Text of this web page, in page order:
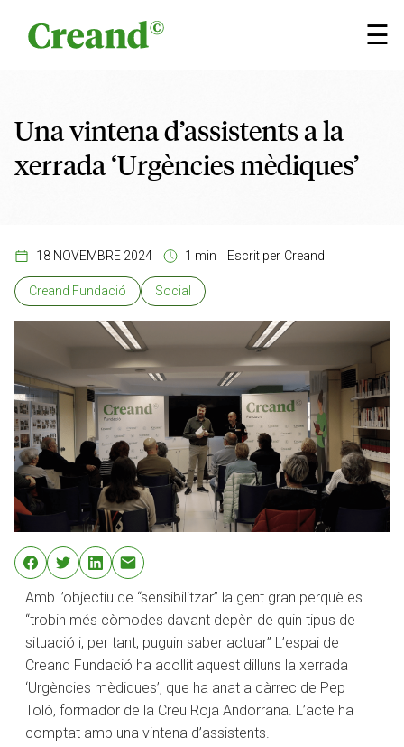
☰
×
Una vintena d’assistents a la
xerrada ‘Urgències mèdiques’
18 NOVEMBRE 2024 1 min Escrit per Creand
Creand Fundació Social
Amb l’objectiu de “sensibilitzar” la gent gran perquè es
“trobin més còmodes davant depèn de quin tipus de
situació i, per tant, puguin saber actuar” L’espai de
Creand Fundació ha acollit aquest dilluns la xerrada
‘Urgències mèdiques’, que ha anat a càrrec de Pep
Toló, formador de la Creu Roja Andorrana. L’acte ha
comptat amb una vintena d’assistents.